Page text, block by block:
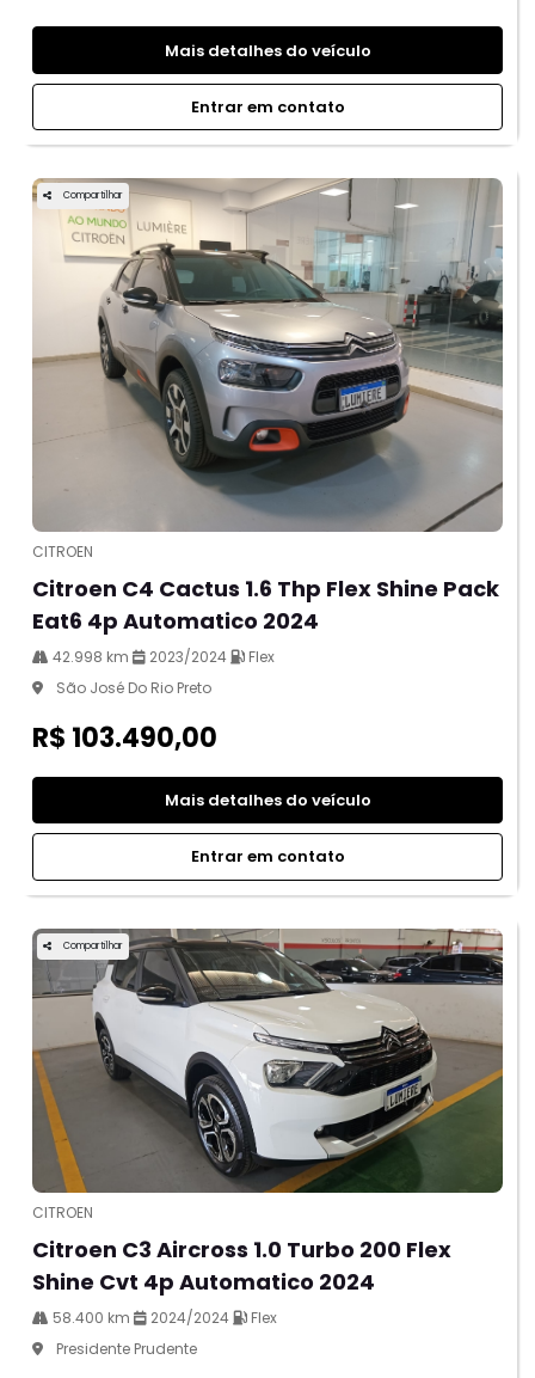
Mais detalhes do veículo
Entrar em contato
Compartilhar
CITROEN
Citroen C4 Cactus 1.6 Thp Flex Shine Pack
Eat6 4p Automatico 2024
42.998 km 2023/2024
Flex
São José Do Rio Preto
R$ 103.490,00
Mais detalhes do veículo
Entrar em contato
Compartilhar
CITROEN
Citroen C3 Aircross 1.0 Turbo 200 Flex
Shine Cvt 4p Automatico 2024
58.400 km 2024/2024
Flex
Presidente Prudente